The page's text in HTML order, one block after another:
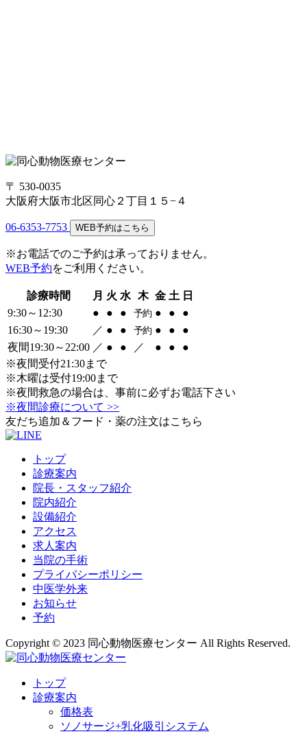
〒 530-0035
大阪府大阪市北区同心２丁目１５−４
06-6353-7753 WEB予約はこちら
※お電話でのご予約は承っておりません。
WEB予約をご利用ください。
診療時間 月 火 水 木 金 土 日
9:30～12:30
● ● ● 予約 ● ●
●
16:30～19:30
／ ● ● 予約 ● ●
●
夜間19:30～22:00 ／ ● ● ／ ● ●
●
※夜間受付21:30まで
※木曜は受付19:00まで
※夜間救急の場合は、事前に必ずお電話下さい
※夜間診療について >>
友だち追加＆フード・薬の注文はこちら
トップ
診療案内
院長・スタッフ紹介
院内紹介
設備紹介
アクセス
求人案内
当院の手術
プライバシーポリシー
中医学外来
お知らせ
予約
Copyright © 2023 同心動物医療センター All Rights Reserved.
トップ
診療案内
価格表
ソノサージ+乳化吸引システム